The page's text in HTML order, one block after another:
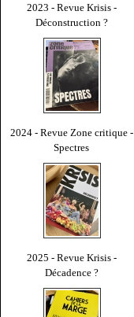
2023 - Revue Krisis -
Déconstruction ?
2024 - Revue Zone critique -
Spectres
2025 - Revue Krisis -
Décadence ?